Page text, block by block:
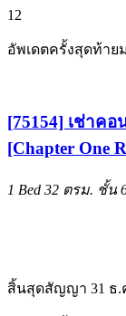
12
อัพเดตครั้งสุดท้าย
[75154] เช่าค
[Chapter One
1 Bed 32 ตรม. ชั้น
สิ้นสุดสัญญา 31 ธ.